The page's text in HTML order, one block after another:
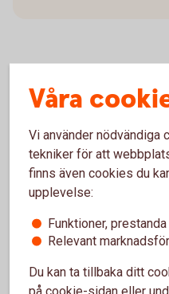
Så gör du för
Vår telefontjänst innehåller
självbetjäningstjänst där
upplästa genom knappval
där du får hjälp och
Anslut dig till
Om du inte redan är
Våra
Vi använder nödvändiga
tekniker för att
finns även cookies du
upplevelse:
Funktioner,
Relevant
Du kan ta tillbaka ditt
på cookie-sidan eller